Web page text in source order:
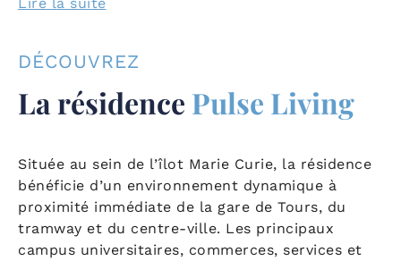
DÉCOUVREZ
La résidence Pulse Living
Située au sein de l’îlot Marie Curie, la résidence
bénéficie d’un environnement dynamique à
proximité immédiate de la gare de Tours, du
tramway et du centre-ville. Les principaux
campus universitaires, commerces, services et